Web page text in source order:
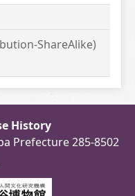
ShareAlike)
History
Prefecture 285-8502